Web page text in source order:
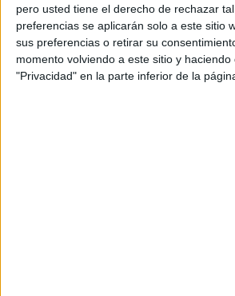
pero usted tiene el derecho de rechazar
preferencias se aplicarán solo a este sitio
sus preferencias o retirar su
momento volviendo a este sitio y haciendo
"Privacidad" en la parte inferior de la
papeles llegarán “pero me ha dicho
explica. Si se los hace, como anima la
tendrá que venir de lunes a sábado a
mismo dinero: 120 euros. Es el